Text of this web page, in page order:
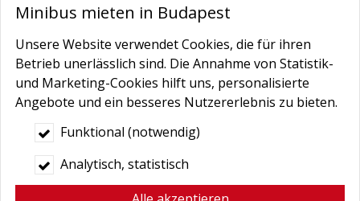
Bedingungen
meiner persönlichen Daten.
Hier finden Sie:Datenschutzerklärung.
Minibus mieten in Budapest
Unsere Website verwendet Cookies, die für ihren
Betrieb unerlässlich sind. Die Annahme von Statistik-
und Marketing-Cookies hilft uns, personalisierte
Angebote und ein besseres Nutzererlebnis zu bieten.
Funktional (notwendig)
Analytisch, statistisch